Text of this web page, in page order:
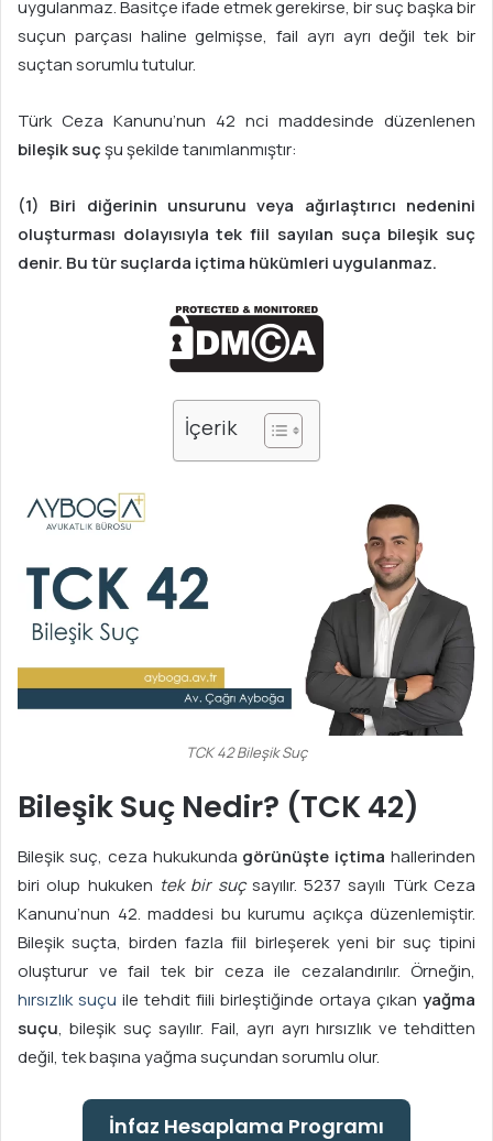
t
a
n
d
r
m
e
uygulanmaz. Basitçe ifade etmek gerekirse, bir suç başka bir
suçun parçası haline gelmişse, fail ayrı ayrı değil tek bir
suçtan sorumlu tutulur.
Türk Ceza Kanunu’nun 42 nci maddesinde düzenlenen
bileşik suçşu şekilde tanımlanmıştır:
(1) Biri diğerinin unsurunu veya ağırlaştırıcı nedenini
oluşturması dolayısıyla tek fiil sayılan suça bileşik suç
denir. Bu tür suçlarda içtima hükümleri uygulanmaz.
İçerik
TCK 42 Bileşik Suç
Bileşik Suç Nedir? (TCK 42)
Bileşik suç, ceza hukukunda görünüşte içtima hallerinden
biri olup hukuken tek bir suçsayılır. 5237 sayılı Türk Ceza
Kanunu’nun 42. maddesi bu kurumu açıkça düzenlemiştir.
Bileşik suçta, birden fazla fiil birleşerek yeni bir suç tipini
oluşturur ve fail tek bir ceza ile cezalandırılır. Örneğin,
hırsızlık suçu ile tehdit fiili birleştiğinde ortaya çıkan yağma
suçu, bileşik suç sayılır. Fail, ayrı ayrı hırsızlık ve tehditten
değil, tek başına yağma suçundan sorumlu olur.
İnfaz Hesaplama Programı